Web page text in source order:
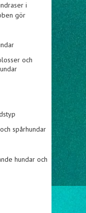
i
gör
och
spårhundar
hundar och